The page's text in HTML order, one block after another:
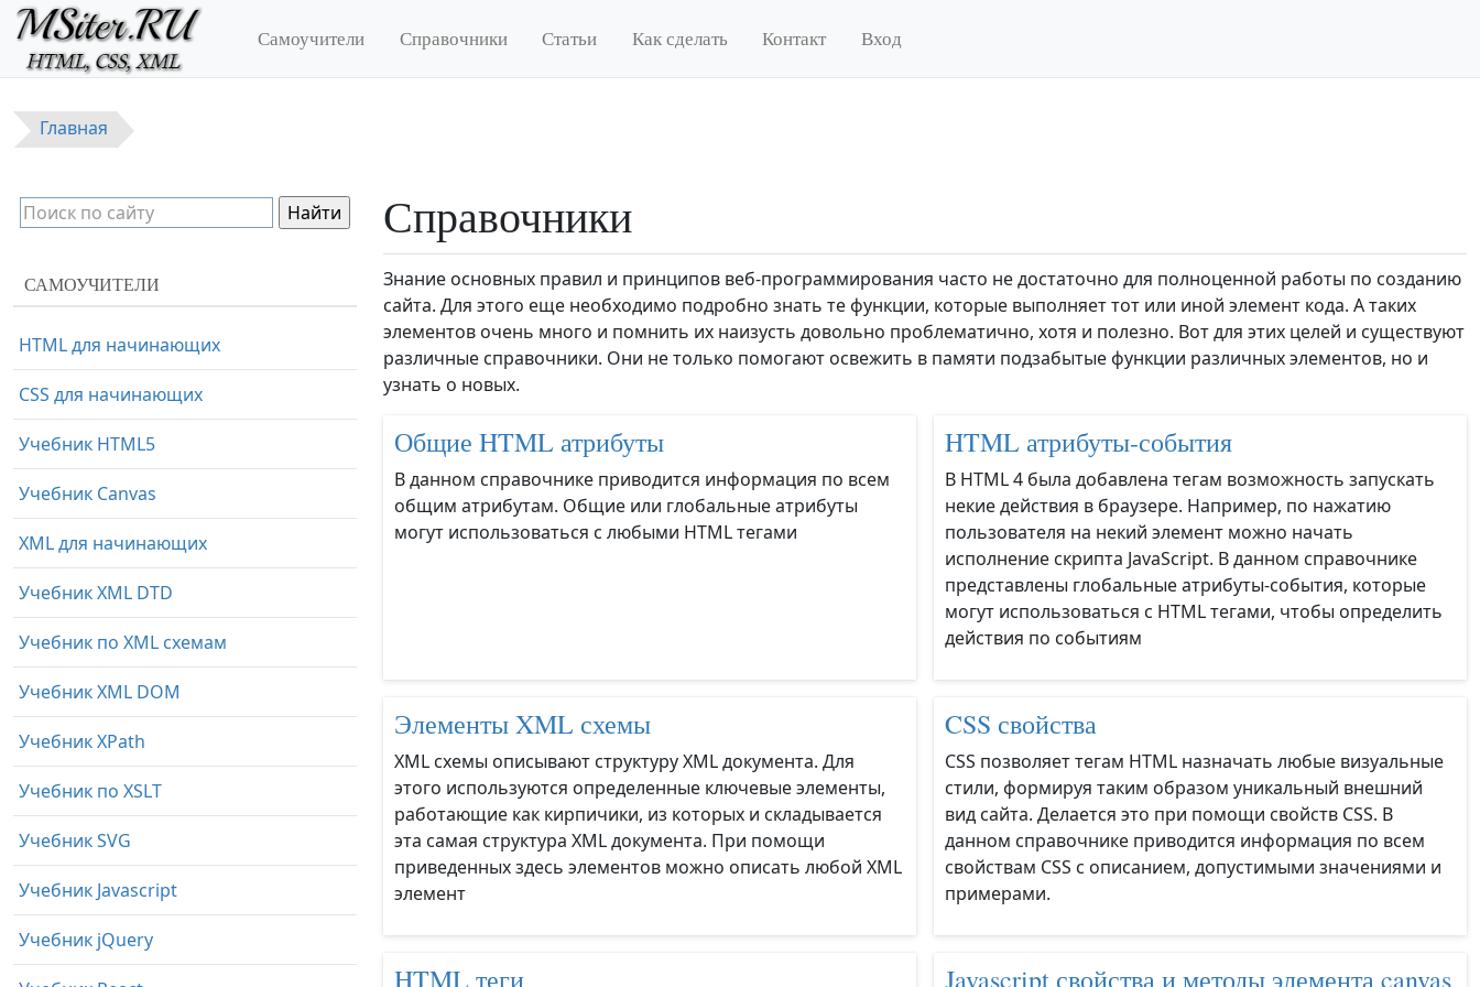
Перейти к основному содержанию
Самоучители Справочники Статьи Как сделать Контакт Вход
Главная
Справочники
Знание основных правил и принципов веб-программирования часто не достаточно для полноценной работы по созданию
сайта. Для этого еще необходимо подробно знать те функции, которые выполняет тот или иной элемент кода. А таких
элементов очень много и помнить их наизусть довольно проблематично, хотя и полезно. Вот для этих целей и существуют
различные справочники. Они не только помогают освежить в памяти подзабытые функции различных элементов, но и
узнать о новых.
Общие HTML атрибуты
В данном справочнике приводится информация по всем
общим атрибутам. Общие или глобальные атрибуты
могут использоваться с любыми HTML тегами
HTML атрибуты-события
В HTML 4 была добавлена тегам возможность запускать
некие действия в браузере. Например, по нажатию
пользователя на некий элемент можно начать
исполнение скрипта JavaScript. В данном справочнике
представлены глобальные атрибуты-события, которые
могут использоваться с HTML тегами, чтобы определить
действия по событиям
Элементы XML схемы
XML схемы описывают структуру XML документа. Для
этого используются определенные ключевые элементы,
работающие как кирпичики, из которых и складывается
эта самая структура XML документа. При помощи
приведенных здесь элементов можно описать любой XML
элемент
CSS свойства
CSS позволяет тегам HTML назначать любые визуальные
стили, формируя таким образом уникальный внешний
вид сайта. Делается это при помощи свойств CSS. В
данном справочнике приводится информация по всем
свойствам CSS с описанием, допустимыми значениями и
примерами.
HTML теги Javascript свойства и методы элемента canvas
САМОУЧИТЕЛИ
HTML для начинающих
CSS для начинающих
Учебник HTML5
Учебник Canvas
XML для начинающих
Учебник XML DTD
Учебник по XML схемам
Учебник XML DOM
Учебник XPath
Учебник по XSLT
Учебник SVG
Учебник Javascript
Учебник jQuery